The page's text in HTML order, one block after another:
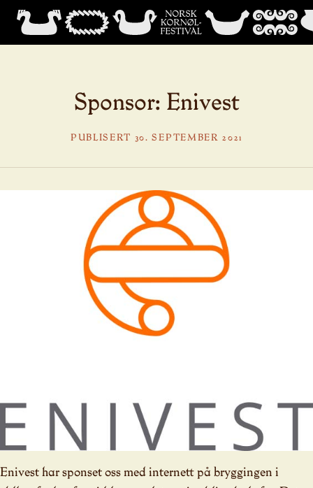
Sponsor: Enivest
PUBLISERT 30. SEPTEMBER 2021
Enivest har sponset oss med internett på bryggingen i